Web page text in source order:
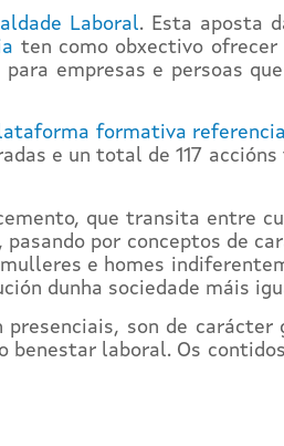
Laboral. Esta aposta
ten como obxectivo
empresas e persoas
formativa
e un total de 117
que transita entre
por conceptos de
e homes
dunha sociedade máis
son de
laboral. Os